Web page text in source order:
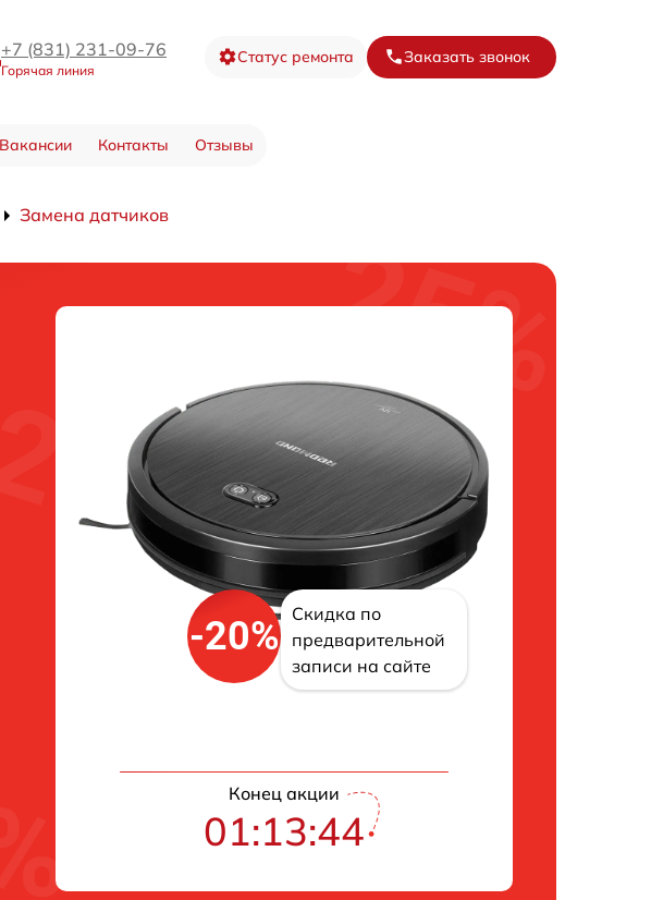
+7 (831) 231-09-76
Горячая линия
Статус ремонта Заказать звонок
Вакансии Контакты Отзывы
Замена датчиков
-20%
Скидка по
предварительной
записи на сайте
Конец акции
01:13:43